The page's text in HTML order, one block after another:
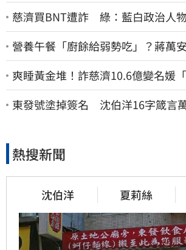
慈濟買BNT遭詐 綠：藍白政治人
營養午餐「廚餘給弱勢吃」？蔣萬
爽睡黃金堆！詐慈濟10.6億變名媛
女律師超奢華生活曝光
東發號塗掉簽名 沈伯洋16字箴言
熱搜新聞
沈伯洋 夏莉絲